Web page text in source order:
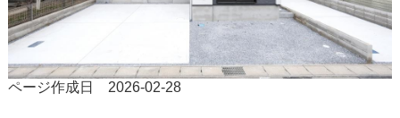
ページ作成日 2026-02-28